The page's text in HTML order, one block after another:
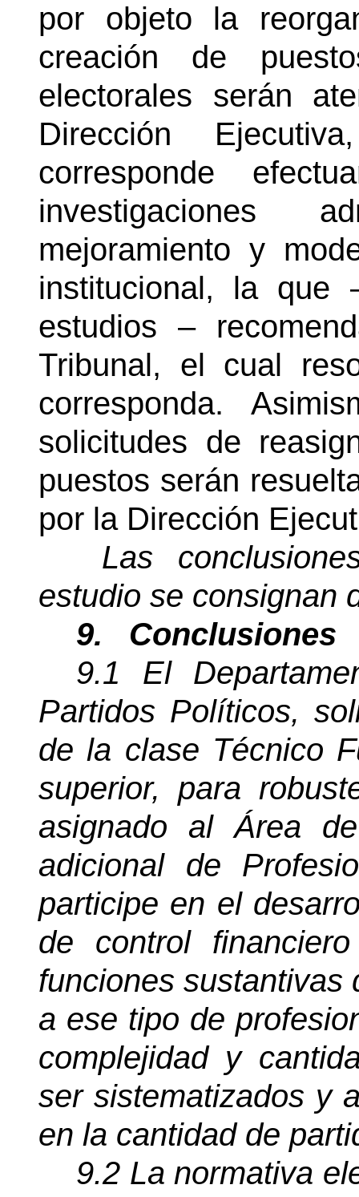
por objeto la
creación de
electorales serán
Dirección
corresponde
investigaciones
mejoramiento y
institucional, la que
estudios –
Tribunal, el cual
corresponda.
solicitudes de
puestos serán
por la Dirección
Las
estudio se consignan
9.
Conclusiones
9.1
El
Partidos Políticos,
de la clase Técnico
superior, para
asignado al Área
adicional de
participe en el
de control
funciones sustantivas
a ese tipo de
complejidad y
ser sistematizados y
en la cantidad de
9.2 La normativa